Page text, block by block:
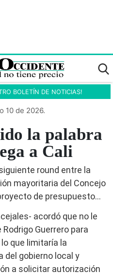
BOLETÍN DE NOTICIAS!
10 de 2026.
la palabra
a Cali
round entre la
mayoritaria del Concejo
de presupuesto…
acordó que no le
Guerrero para
que limitaría la
del gobierno local y
a solicitar autorización